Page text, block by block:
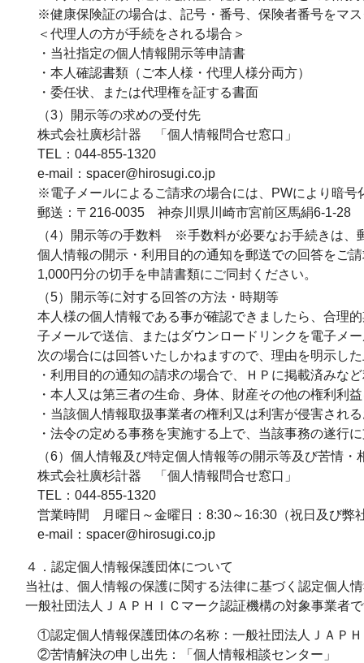
※健康保険証の場合は、記号・番号、保険者番号をマ
＜代理人の方が手続をされる場合＞
・当社指定の個人情報開示等申請書
・本人確認書類（ご本人様・代理人様分両方）
・委任状、または代理権を証する書面
（3）開示等の求めの受付先
株式会社廣杉計器 「個人情報問合せ窓口」
TEL：044-855-1320
e-mail：spacer@hirosugi.co.jp
※電子メールによるご請求の場合には、PWにより暗号
郵送：〒216-0035 神奈川県川崎市宮前区馬絹6-1-28
（4）開示等の手数料 ※手数料が必要なお手続きは、
個人情報の開示・利用目的の通知を郵送での回答をご
1,000円分の切手を申請書類にご同封ください。
（5）開示等に対する回答の方法・時期等
本人様の個人情報である事が確認できましたら、合理
子メールで送信、またはダウンロードリンクを電子メ
次の場合には回答いたしかねますので、理由を明示し
・利用目的の通知の請求の場合で、ＨＰに掲載済みな
・本人又は第三者の生命、身体、財産その他の権利利
・当該個人情報取扱事業者の権利又は利害が侵害され
・法令の定める事務を実施する上で、当該事務の遂行
（6）個人情報及び特定個人情報等の開示等及び苦情・
株式会社廣杉計器 「個人情報問合せ窓口」
TEL：044-855-1320
営業時間 月曜日～金曜日：8:30～16:30（祝日及び弊
e-mail：spacer@hirosugi.co.jp
４．認定個人情報保護団体について
当社は、個人情報の保護に関する法律に基づく認定個人
一般社団法人ＪＡＰＨＩＣマーク認証機構の対象事業者
①認定個人情報保護団体の名称：一般社団法人ＪＡＰ
②苦情解決の申し出先：「個人情報相談センター」